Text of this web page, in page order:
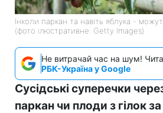
Інколи паркан та навіть яблука -
(фото ілюстративне: Getty Images)
Не витрачай час на шум!
РБК-Україна у Google
Сусідські суперечки
паркан чи плоди з гілок